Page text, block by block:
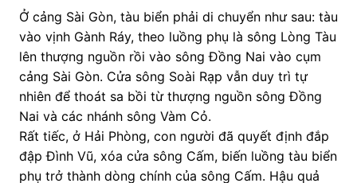
Ở cảng Sài Gòn, tàu biển phải di chuyển như sau: tàu
vào vịnh Gành Ráy, theo luồng phụ là sông Lòng Tàu
lên thượng nguồn rồi vào sông Đồng Nai vào cụm
cảng Sài Gòn. Cửa sông Soài Rạp vẫn duy trì tự
nhiên để thoát sa bồi từ thượng nguồn sông Đồng
Nai và các nhánh sông Vàm Cỏ.
Rất tiếc, ở Hải Phòng, con người đã quyết định đắp
đập Đình Vũ, xóa cửa sông Cấm, biến luồng tàu biển
phụ trở thành dòng chính của sông Cấm. Hậu quả